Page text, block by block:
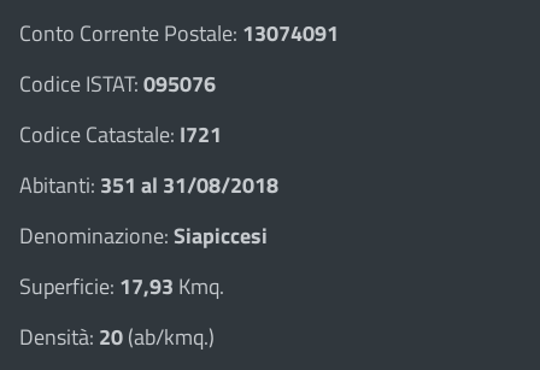
Conto Corrente Postale: 13074091
Codice ISTAT:095076
Codice Catastale: I721
Abitanti: 351 al 31/08/2018
Denominazione:Siapiccesi
Superficie: 17,93 Kmq.
Densità: 20(ab/kmq.)